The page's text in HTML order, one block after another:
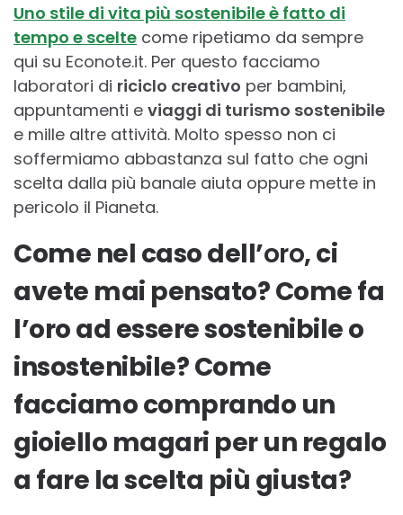
Uno stile di vita più sostenibile è fatto di
tempo e scelte come ripetiamo da sempre
qui su Econote.it. Per questo facciamo
laboratori di riciclo creativo per bambini,
appuntamenti e viaggi di turismo sostenibile
e mille altre attività. Molto spesso non ci
soffermiamo abbastanza sul fatto che ogni
scelta dalla più banale aiuta oppure mette in
pericolo il Pianeta.
Come nel caso dell’oro, ci
avete mai pensato? Come fa
l’oro ad essere sostenibile o
insostenibile? Come
facciamo comprando un
gioiello magari per un regalo
a fare la scelta più giusta?